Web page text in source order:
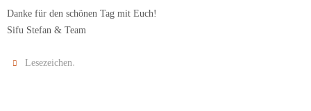
Danke für den schönen Tag mit Euch!
Sifu Stefan & Team
Lesezeichen.